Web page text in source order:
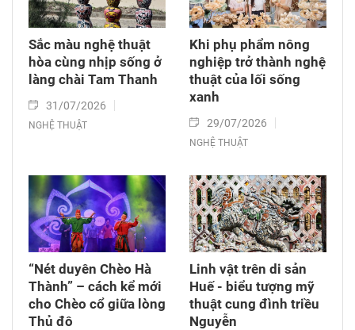
Sắc màu nghệ thuật
hòa cùng nhịp sống ở
làng chài Tam Thanh
31/07/2026
NGHỆ THUẬT
Khi phụ phẩm nông
nghiệp trở thành nghệ
thuật của lối sống
xanh
29/07/2026
NGHỆ THUẬT
“Nét duyên Chèo Hà
Thành” – cách kể mới
cho Chèo cổ giữa lòng
Thủ đô
Linh vật trên di sản
Huế - biểu tượng mỹ
thuật cung đình triều
Nguyễn